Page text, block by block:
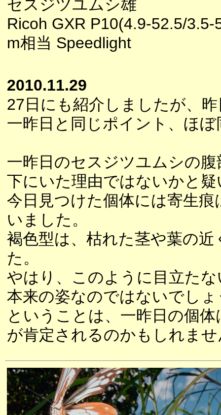
セスジツユムシ雄
Ricoh GXR P10(4.9-52.5/3.5-
m相当 Speedlight
2010.11.29
27日にも紹介しましたが、
一昨日と同じポイント、ほ
一昨日のセスジツユムシの
下にいた理由ではないかと
今日見つけた個体には寄生
いました。
褐色型は、枯れた茎や葉の
た。
やはり、このように目立た
本来の姿なのではないでし
ということは、一昨日の個
が肯定されるのかもしれま